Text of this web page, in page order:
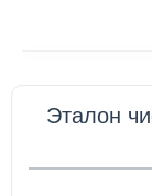
Эталон